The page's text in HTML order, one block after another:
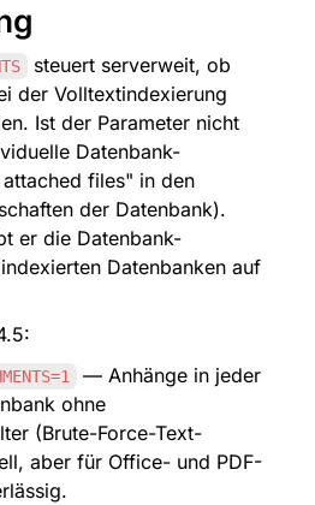
steuert serverweit, ob
der Volltextindexierung
Ist der Parameter nicht
Datenbank-
files" in den
der Datenbank).
er die Datenbank-
Datenbanken auf
— Anhänge in jeder
ohne
(Brute-Force-Text-
aber für Office- und PDF-